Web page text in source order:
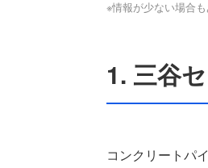
※情報が少ない場合
1. 三谷
コンクリートパ